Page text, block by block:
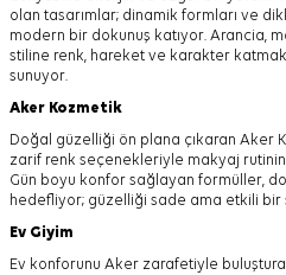
olan tasarımlar; dinamik formları ve
modern bir dokunuş katıyor. Arancia,
stiline renk, hareket ve karakter
sunuyor.
Aker Kozmetik
Doğal güzelliği ön plana çıkaran Aker
zarif renk seçenekleriyle makyaj
Gün boyu konfor sağlayan formüller,
hedefliyor; güzelliği sade ama etkili bir
Ev Giyim
Ev konforunu Aker zarafetiyle